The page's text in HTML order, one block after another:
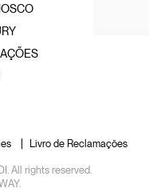
Asia
Club
Frou Frou
Club Comporta
Livro de Reclamações
All rights reserved.
.